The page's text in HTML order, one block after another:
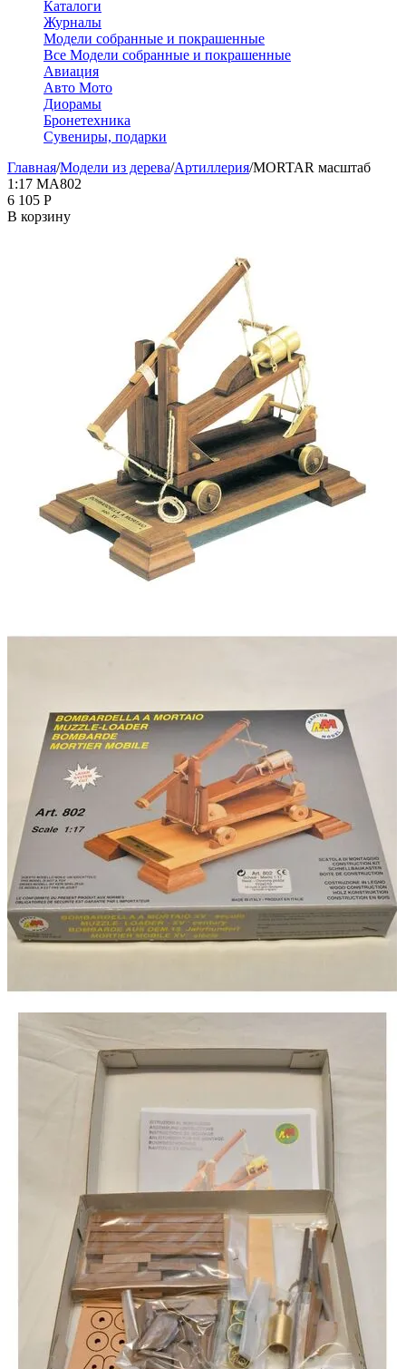
Каталоги
Журналы
Модели собранные и покрашенные
Все Модели собранные и покрашенные
Авиация
Авто Мото
Диорамы
Бронетехника
Сувениры, подарки
Главная/Модели из дерева/Артиллерия/MORTAR масштаб
1:17 MA802
6 105 Р
В корзину